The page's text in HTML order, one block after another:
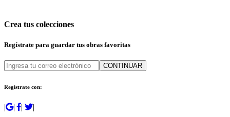
Crea tus colecciones
Regístrate para guardar tus obras favoritas
CONTINUAR
Regístrate con:
| | | |